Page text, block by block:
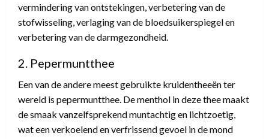
vermindering van ontstekingen, verbetering van de
stofwisseling, verlaging van de bloedsuikerspiegel en
verbetering van de darmgezondheid.
2. Pepermuntthee
Een van de andere meest gebruikte kruidentheeën ter
wereld is pepermuntthee. De menthol in deze thee maakt
de smaak vanzelfsprekend muntachtig en lichtzoetig,
wat een verkoelend en verfrissend gevoel in de mond